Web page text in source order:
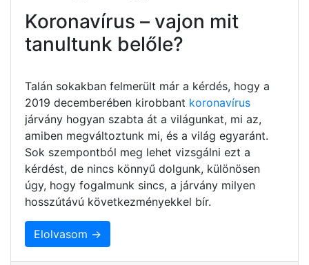
Koronavírus – vajon mit
tanultunk belőle?
Talán sokakban felmerült már a kérdés, hogy a
2019 decemberében kirobbant koronavírus
járvány hogyan szabta át a világunkat, mi az,
amiben megváltoztunk mi, és a világ egyaránt.
Sok szempontból meg lehet vizsgálni ezt a
kérdést, de nincs könnyű dolgunk, különösen
úgy, hogy fogalmunk sincs, a járvány milyen
hosszútávú következményekkel bír.
Elolvasom →